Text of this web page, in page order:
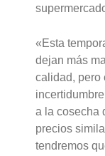
«Esta
dejan más
calidad, pero
a la cosecha
precios
tendremos